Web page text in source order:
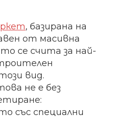
, базирана на
от масивна
се счита за най-
вид.
не е без
със специални